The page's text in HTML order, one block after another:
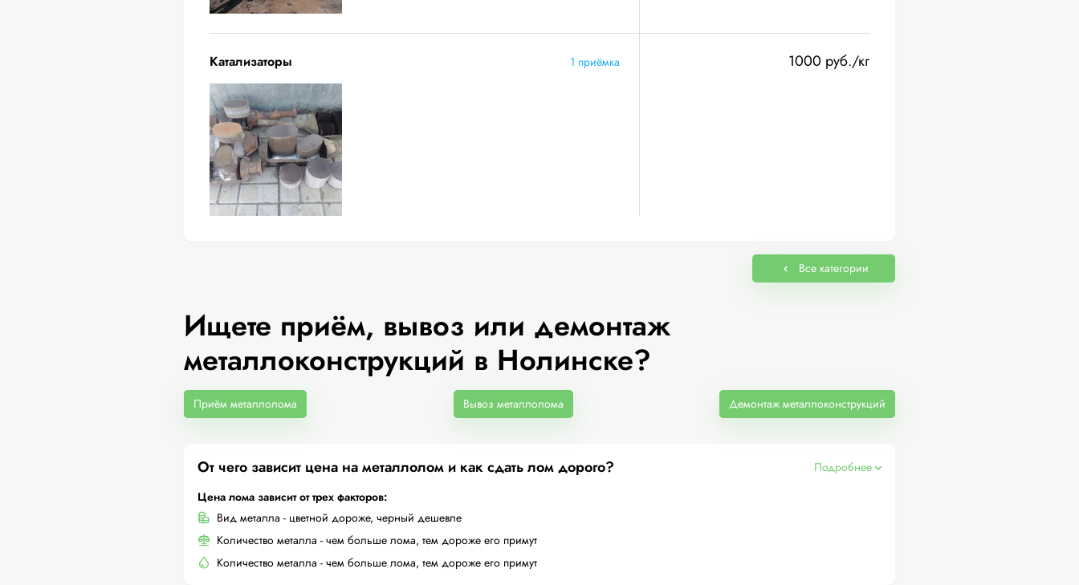
Катализаторы 1 приёмка 1000 руб./кг
Все категории
Ищете приём, вывоз или демонтаж
металлоконструкций в Нолинске?
Приём металлолома Вывоз металлолома Демонтаж металлоконструкций
От чего зависит цена на металлолом и как сдать лом дорого?
Подробнее
Цена лома зависит от трех факторов:
Вид металла - цветной дороже, черный дешевле
Количество металла - чем больше лома, тем дороже его примут
Количество металла - чем больше лома, тем дороже его примут